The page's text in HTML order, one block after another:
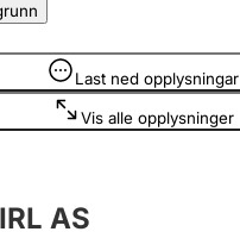
endre, slette
Last ned opplysningar
Vis alle opplysninger
er skjult
AS